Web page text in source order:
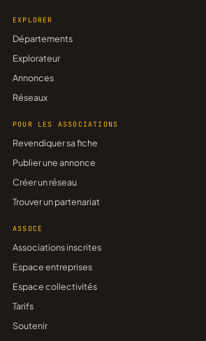
EXPLORER
Départements
Explorateur
Annonces
Réseaux
POUR LES ASSOCIATIONS
Revendiquer sa fiche
Publier une annonce
Créer un réseau
Trouver un partenariat
ASSOCE
Associations inscrites
Espace entreprises
Espace collectivités
Tarifs
Soutenir